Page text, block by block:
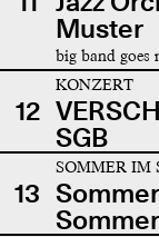
Muster
big band goes
12
KONZERT
SGB
13
SOMMER IM